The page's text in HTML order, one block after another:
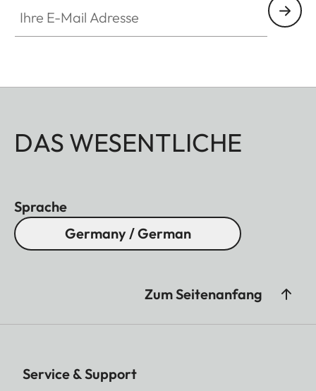
DAS WESENTLICHE
Sprache
Germany / German
Zum Seitenanfang
Service & Support